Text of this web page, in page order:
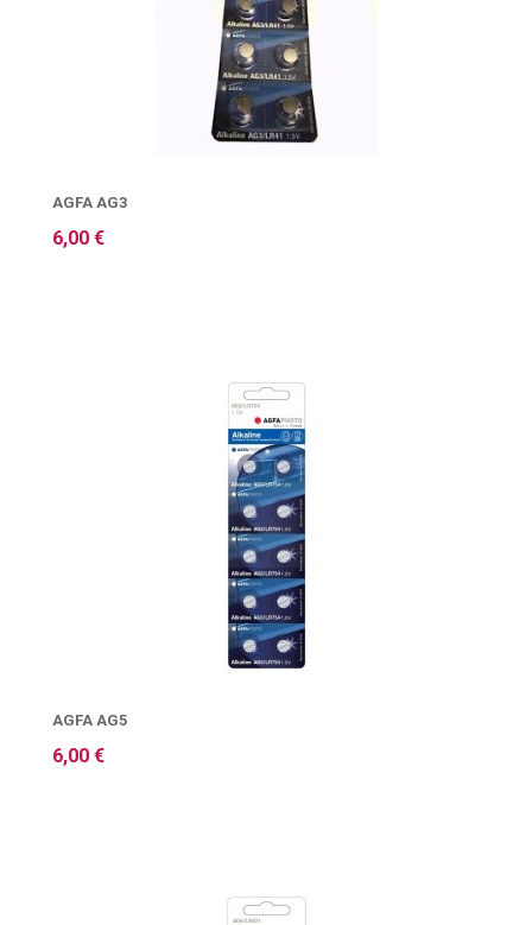
AGFA AG3
6,00 €
AGFA AG5
6,00 €